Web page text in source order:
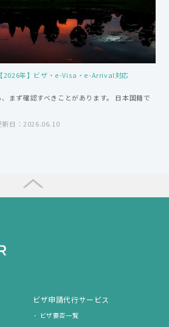
2026年】ビザ・e-Visa・e-Arrival対応
まず確認すべきことがあります。 日本国籍で
日：2026.06.10
ビザ申請代行サービス
ビザ要否一覧